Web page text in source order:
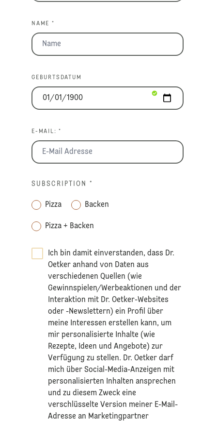
NAME *
GEBURTSDATUM
E-MAIL: *
SUBSCRIPTION *
Pizza Backen
Pizza + Backen
Ich bin damit einverstanden, dass Dr.
Oetker anhand von Daten aus
verschiedenen Quellen (wie
Gewinnspielen/Werbeaktionen und der
Interaktion mit Dr. Oetker-Websites
oder -Newslettern) ein Profil über
meine Interessen erstellen kann, um
mir personalisierte Inhalte (wie
Rezepte, Ideen und Angebote) zur
Verfügung zu stellen. Dr. Oetker darf
mich über Social-Media-Anzeigen mit
personalisierten Inhalten ansprechen
und zu diesem Zweck eine
verschlüsselte Version meiner E-Mail-
Adresse an Marketingpartner